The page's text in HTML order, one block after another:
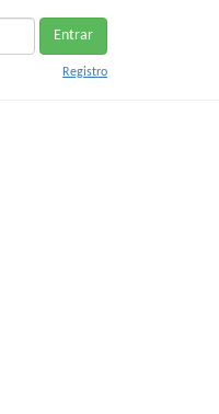
Entrar
Registro